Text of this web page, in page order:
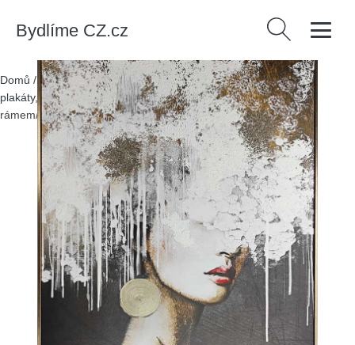
Bydlíme CZ.cz Vyhledávání
Domů / Produkty/> Dekorace > Dekorace na zeď > Obrazy,
plakáty, cedule > Obrazy/Obraz s ručně malovanými prvky s
rámem/na plátně 70x100 cm Mary – Styler